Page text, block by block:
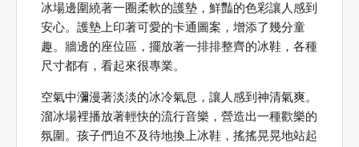
冰場邊圍繞著一圈柔軟的護墊，鮮豔的色彩讓人感到
安心。護墊上印著可愛的卡通圖案，增添了幾分童
趣。牆邊的座位區，擺放著一排排整齊的冰鞋，各種
尺寸都有，看起來很專業。
空氣中瀰漫著淡淡的冰冷氣息，讓人感到神清氣爽。
溜冰場裡播放著輕快的流行音樂，營造出一種歡樂的
氛圍。孩子們迫不及待地換上冰鞋，搖搖晃晃地站起